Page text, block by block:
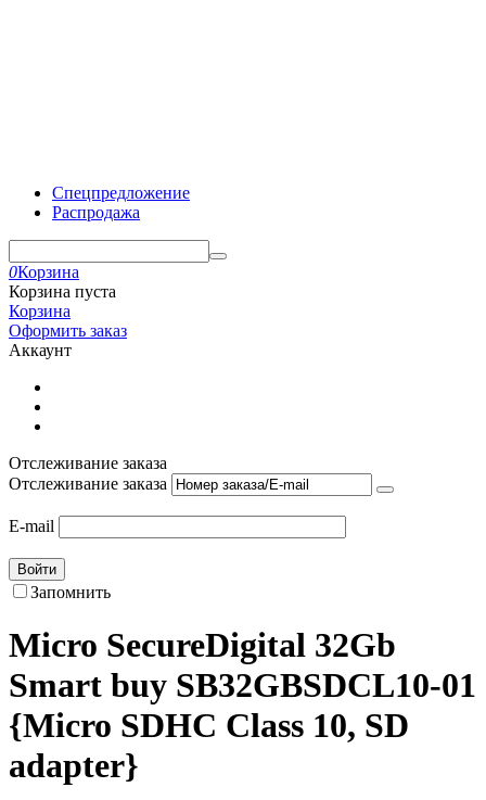
Спецпредложение
Распродажа
0Корзина
Корзина пуста
Корзина
Оформить заказ
Аккаунт
Отслеживание заказа
Отслеживание заказа
E-mail
Войти
Запомнить
Micro SecureDigital 32Gb
Smart buy SB32GBSDCL10-01
{Micro SDHC Class 10, SD
adapter}